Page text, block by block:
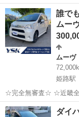
黒 検査長〜い〜😃 R9・9・10まで たっぷり有ります〜😅 検査で兵庫 姫路市 余
誰で
ムー
ムーヴ
姫路駅
☆完全無審査☆ ☆近畿全域・対応可能☆ ☆最長36回払い☆ ☆ブラッ
クOK☆ ☆保証人・保証会社不要☆ ☆頭金・初期費用不要☆ ☆在籍確
兵庫 姫路市 姫
ダイ